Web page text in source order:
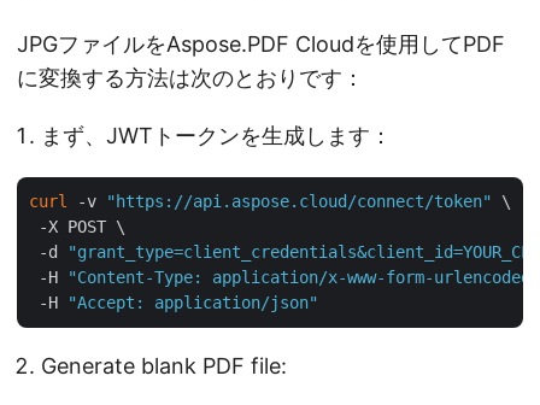
JPGファイルをAspose.PDF Cloudを使用してPDF
に変換する方法は次のとおりです：
まず、JWTトークンを生成します：
curl -v "https://api.aspose.cloud/connect/token"
\
-X POST \
-d
-H
"Content-Type: application/x-www-form-urlencoded"
-H
"Accept: application/json"
Generate blank PDF file: